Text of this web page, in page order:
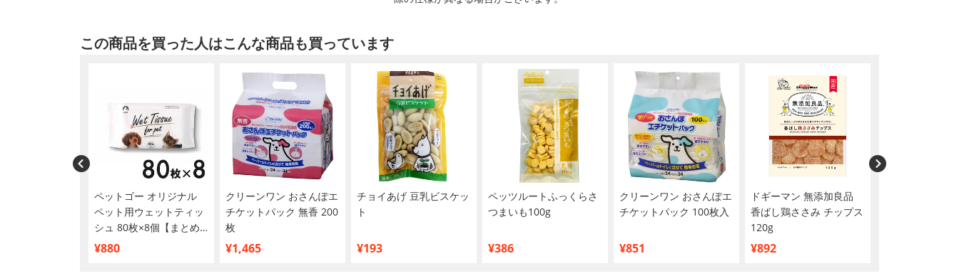
この商品を買った人はこんな商品も買っています
ペットゴー オリジナル
ペット用ウェットティッ
シュ 80枚×8個【まとめ
買い】
¥880
クリーンワン おさんぽエ
チケットパック 無香 200
枚
¥1,465
チョイあげ 豆乳ビスケッ
ト
¥193
ペッツルートふっくらさ
つまいも100g
¥386
クリーンワン おさんぽエ
チケットパック 100枚入
¥851
ドギーマン 無添加良品
香ばし鶏ささみ チップス
120g
¥892